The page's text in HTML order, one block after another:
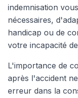
indemnisation
nécessaires,
handicap ou de
votre incapacité
L'importance de
après l'accident
erreur dans la